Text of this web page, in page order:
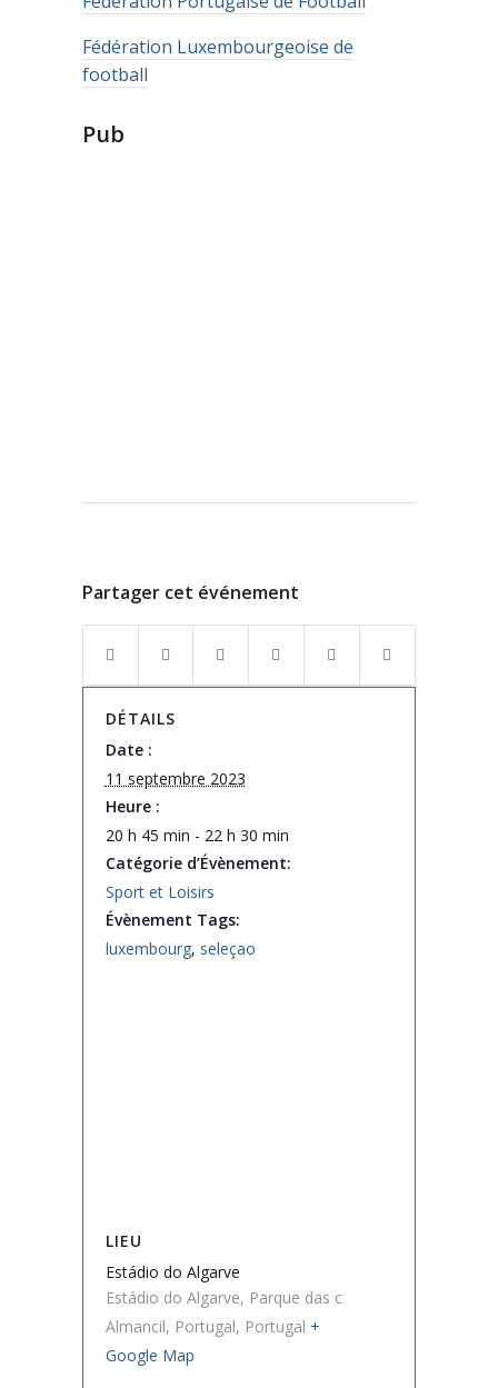
Fédération Luxembourgeoise de
football
Pub
Partager cet événement
DÉTAILS
Date :
11 septembre 2023
Heure :
20 h 45 min - 22 h 30 min
Catégorie d’Évènement:
Sport et Loisirs
Évènement Tags:
luxembourg, seleçao
LIEU
Estádio do Algarve
Estádio do Algarve, Parque das c
Almancil, Portugal, Portugal +
Google Map